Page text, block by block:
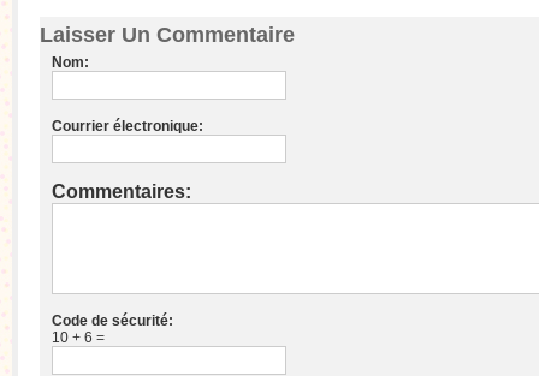
Laisser Un Commentaire
Nom:
Courrier électronique:
Commentaires:
Code de sécurité:
10 + 6 =